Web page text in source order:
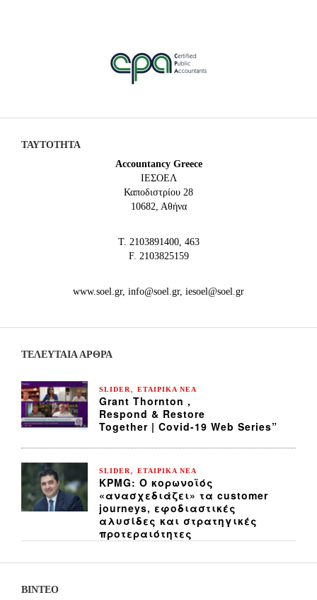
ΤΑΥΤΟΤΗΤΑ
Accountancy Greece
IEΣΟΕΛ
Καποδιστρίου 28
10682, Αθήνα
Τ. 2103891400, 463
F. 2103825159
www.soel.gr, info@soel.gr, iesoel@soel.gr
ΤΕΛΕΥΤΑΙΑ ΆΡΘΡΑ
SLIDER ΕΤΑΙΡΙΚΑ ΝΕΑ
Grant Thornton ,
Respond & Restore
Together | Covid-19 Web Series”
SLIDER ΕΤΑΙΡΙΚΑ ΝΕΑ
KPMG: Ο κορωνοϊός
«ανασχεδιάζει» τα customer
journeys, εφοδιαστικές
αλυσίδες και στρατηγικές
προτεραιότητες
ΒΙΝΤΕΟ